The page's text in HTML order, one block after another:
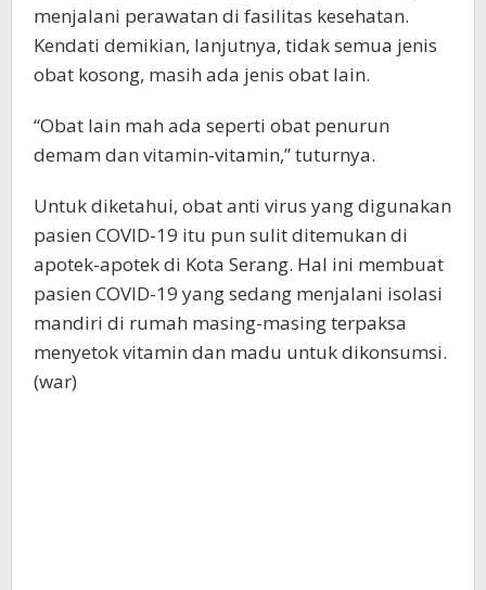
menjalani perawatan di fasilitas kesehatan.
Kendati demikian, lanjutnya, tidak semua jenis
obat kosong, masih ada jenis obat lain.
“Obat lain mah ada seperti obat penurun
demam dan vitamin-vitamin,” tuturnya.
Untuk diketahui, obat anti virus yang digunakan
pasien COVID-19 itu pun sulit ditemukan di
apotek-apotek di Kota Serang. Hal ini membuat
pasien COVID-19 yang sedang menjalani isolasi
mandiri di rumah masing-masing terpaksa
menyetok vitamin dan madu untuk dikonsumsi.
(war)